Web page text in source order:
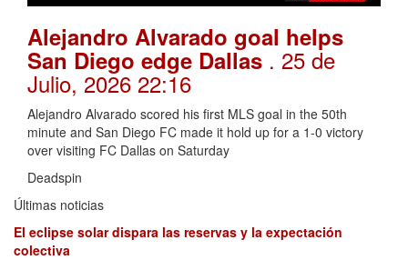
Alejandro Alvarado goal helps
San Diego edge Dallas . 25 de
Julio, 2026 22:16
Alejandro Alvarado scored his first MLS goal in the 50th
minute and San Diego FC made it hold up for a 1-0 victory
over visiting FC Dallas on Saturday
Deadspin
Últimas noticias
El eclipse solar dispara las reservas y la expectación
colectiva